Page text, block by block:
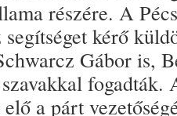
részére. A
segítséget kérő
Gábor is,
a párt